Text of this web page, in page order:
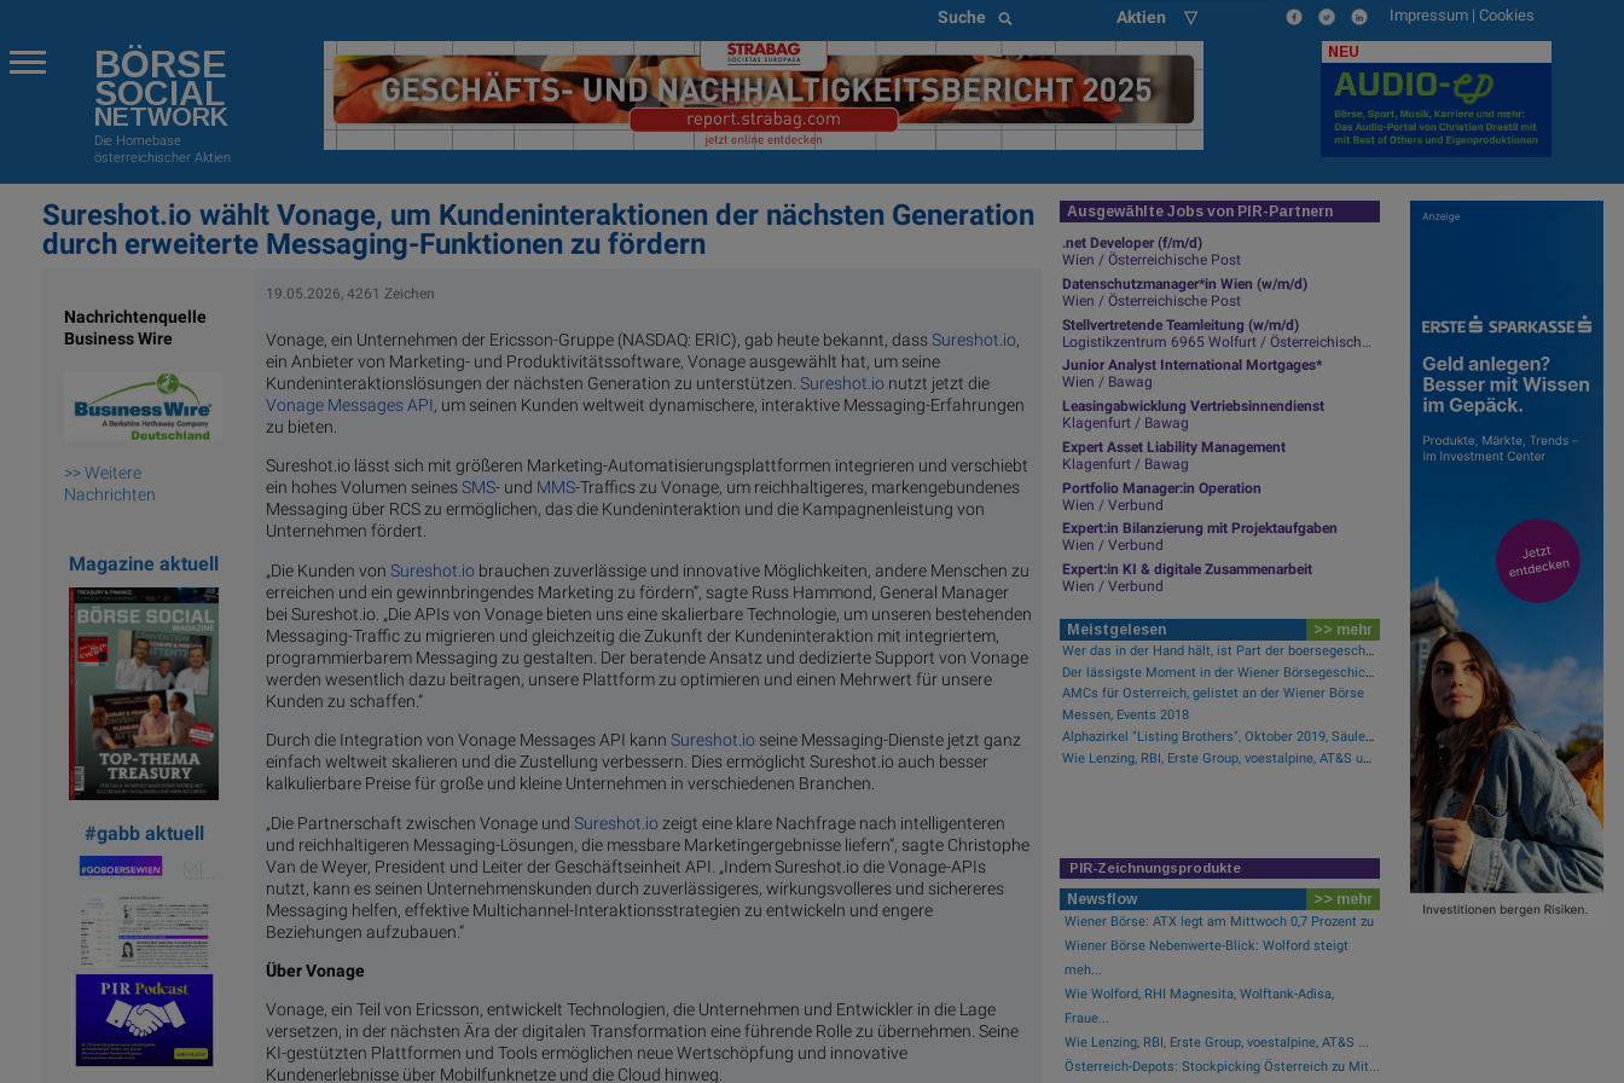
Suche Aktien ▽ Impressum | Cookies
BÖRSE
SOCIAL
NETWORK
Die Homebase
österreichischer Aktien
NEU
Sureshot.io wählt Vonage, um Kundeninteraktionen der nächsten Generation
durch erweiterte Messaging-Funktionen zu fördern
Nachrichtenquelle
Business Wire
>> Weitere
Nachrichten
Magazine aktuell
#gabb aktuell
19.05.2026, 4261 Zeichen
Vonage, ein Unternehmen der Ericsson-Gruppe (NASDAQ: ERIC), gab heute bekannt, dassSureshot.io,
ein Anbieter von Marketing- und Produktivitätssoftware, Vonage ausgewählt hat, um seine
Kundeninteraktionslösungen der nächsten Generation zu unterstützen. Sureshot.io nutzt jetzt die
Vonage Messages API, um seinen Kunden weltweit dynamischere, interaktive Messaging-Erfahrungen
zu bieten.
Sureshot.io lässt sich mit größeren Marketing-Automatisierungsplattformen integrieren und verschiebt
ein hohes Volumen seinesSMS- und MMS-Traffics zu Vonage, um reichhaltigeres, markengebundenes
Messaging über RCS zu ermöglichen, das die Kundeninteraktion und die Kampagnenleistung von
Unternehmen fördert.
„Die Kunden von Sureshot.io brauchen zuverlässige und innovative Möglichkeiten, andere Menschen zu
erreichen und ein gewinnbringendes Marketing zu fördern“, sagte Russ Hammond, General Manager
bei Sureshot.io. „Die APIs von Vonage bieten uns eine skalierbare Technologie, um unseren bestehenden
Messaging-Traffic zu migrieren und gleichzeitig die Zukunft der Kundeninteraktion mit integriertem,
programmierbarem Messaging zu gestalten. Der beratende Ansatz und dedizierte Support von Vonage
werden wesentlich dazu beitragen, unsere Plattform zu optimieren und einen Mehrwert für unsere
Kunden zu schaffen.“
Durch die Integration von Vonage Messages API kann Sureshot.io seine Messaging-Dienste jetzt ganz
einfach weltweit skalieren und die Zustellung verbessern. Dies ermöglicht Sureshot.io auch besser
kalkulierbare Preise für große und kleine Unternehmen in verschiedenen Branchen.
„Die Partnerschaft zwischen Vonage und Sureshot.io zeigt eine klare Nachfrage nach intelligenteren
und reichhaltigeren Messaging-Lösungen, die messbare Marketingergebnisse liefern“, sagte Christophe
Van de Weyer, President und Leiter der Geschäftseinheit API. „Indem Sureshot.io die Vonage-APIs
nutzt, kann es seinen Unternehmenskunden durch zuverlässigeres, wirkungsvolleres und sichereres
Messaging helfen, effektive Multichannel-Interaktionsstrategien zu entwickeln und engere
Beziehungen aufzubauen.“
Über Vonage
Vonage, ein Teil von Ericsson, entwickelt Technologien, die Unternehmen und Entwickler in die Lage
versetzen, in der nächsten Ära der digitalen Transformation eine führende Rolle zu übernehmen. Seine
KI-gestützten Plattformen und Tools ermöglichen neue Wertschöpfung und innovative
Kundenerlebnisse über Mobilfunknetze und die Cloud hinweg.
Ausgewählte Jobs von PIR-Partnern
.net Developer (f/m/d)
Wien / Österreichische Post
Datenschutzmanager*in Wien (w/m/d)
Wien / Österreichische Post
Stellvertretende Teamleitung (w/m/d)
Logistikzentrum 6965 Wolfurt / Österreichische Post
Junior Analyst International Mortgages*
Wien / Bawag
Leasingabwicklung Vertriebsinnendienst
Klagenfurt / Bawag
Expert Asset Liability Management
Klagenfurt / Bawag
Portfolio Manager:in Operation
Wien / Verbund
Expert:in Bilanzierung mit Projektaufgaben
Wien / Verbund
Expert:in KI & digitale Zusammenarbeit
Wien / Verbund
Meistgelesen >> mehr
Wer das in der Hand hält, ist Part der boersegeschichte.at
Der lässigste Moment in der Wiener Börsegeschichte
AMCs für Österreich, gelistet an der Wiener Börse
Messen, Events 2018
Alphazirkel "Listing Brothers", Oktober 2019, Säulenhalle Wiener Börse
Wie Lenzing, RBI, Erste Group, voestalpine, AT&S und Strabag für Gesprächsstoff im ATX sorgten
PIR-Zeichnungsprodukte
Newsflow >> mehr
Wiener Börse: ATX legt am Mittwoch 0,7 Prozent zu
Wiener Börse Nebenwerte-Blick: Wolford steigt
meh...
Wie Wolford, RHI Magnesita, Wolftank-Adisa,
Fraue...
Wie Lenzing, RBI, Erste Group, voestalpine, AT&S ...
Österreich-Depots: Stockpicking Österreich zu Mit...